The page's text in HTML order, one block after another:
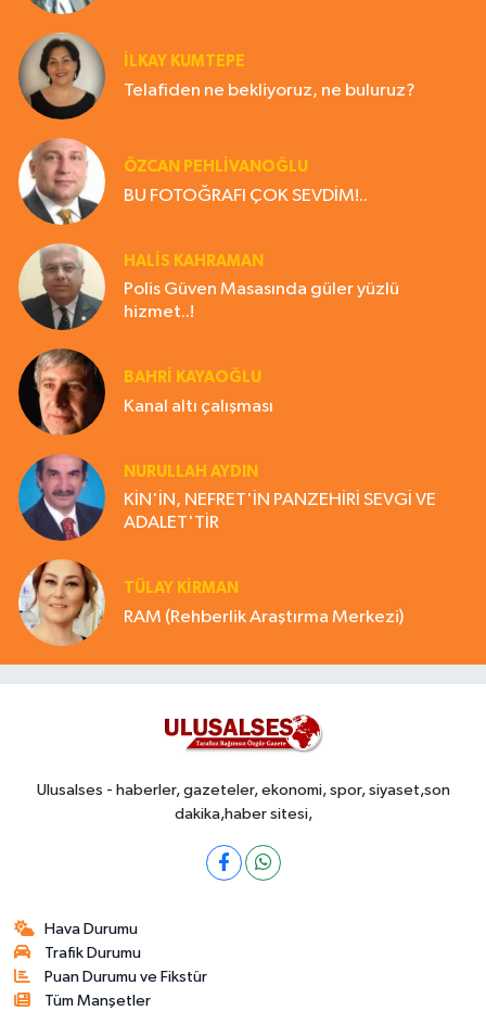
İLKAY KUMTEPE
Telafiden ne bekliyoruz, ne buluruz?
ÖZCAN PEHLİVANOĞLU
BU FOTOĞRAFI ÇOK SEVDİM!..
HALIS KAHRAMAN
Polis Güven Masasında güler yüzlü
hizmet..!
BAHRI KAYAOĞLU
Kanal altı çalışması
NURULLAH AYDIN
KİN'İN, NEFRET'İN PANZEHİRİ SEVGİ VE
ADALET'TİR
TÜLAY KİRMAN
RAM (Rehberlik Araştırma Merkezi)
Ulusalses - haberler, gazeteler, ekonomi, spor, siyaset,son
dakika,haber sitesi,
Hava Durumu
Trafik Durumu
Puan Durumu ve Fikstür
Tüm Manşetler